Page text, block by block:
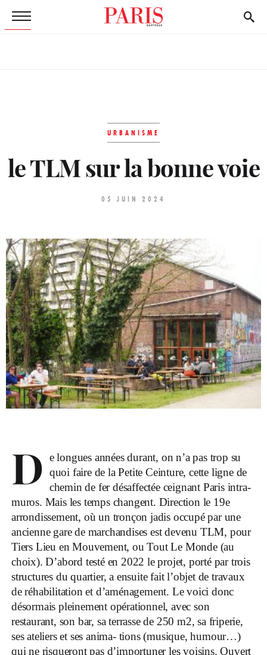
URBANISME
le TLM sur la bonne voie
05 JUIN 2024
D e longues années durant, on n’a pas trop su
quoi faire de la Petite Ceinture, cette ligne de
chemin de fer désaffectée ceignant Paris intra-
muros. Mais les temps changent. Direction le 19e
arrondissement, où un tronçon jadis occupé par une
ancienne gare de marchandises est devenu TLM, pour
Tiers Lieu en Mouvement, ou Tout Le Monde (au
choix). D’abord testé en 2022 le projet, porté par trois
structures du quartier, a ensuite fait l’objet de travaux
de réhabilitation et d’aménagement. Le voici donc
désormais pleinement opérationnel, avec son
restaurant, son bar, sa terrasse de 250 m2, sa friperie,
ses ateliers et ses anima- tions (musique, humour…)
qui ne risqueront pas d’importuner les voisins. Ouvert